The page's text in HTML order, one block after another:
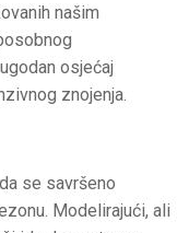
našim
osjećaj
znojenja.
se savršeno
Modelirajući, ali